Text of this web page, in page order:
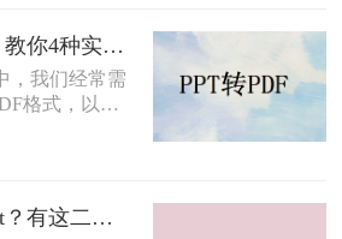
持演示内容的
，如何把PPT
文将为您介绍
ppt如何转化成pdf？教你4种实用转换方法!
，我们经常需
格式，以便
存档。那么
本文将介绍
如何将pdf转换成ppt？有这二种方法可以快速转换！